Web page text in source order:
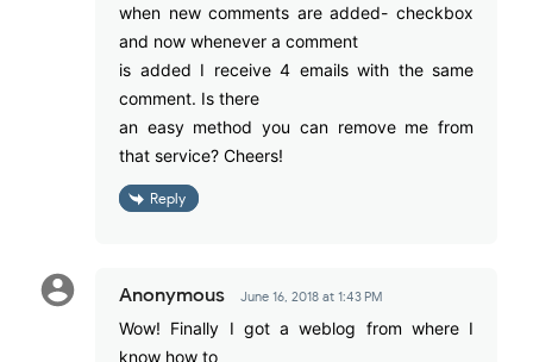
when new comments are added- checkbox
and now whenever a comment
is added I receive 4 emails with the same
comment. Is there
an easy method you can remove me from
that service? Cheers!
Reply
Anonymous June 16, 2018 at 1:43 PM
Wow! Finally I got a weblog from where I
know how to